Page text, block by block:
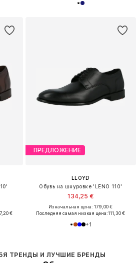
€
ТРЕНДЫ И ЛУЧШИЕ БРЕНДЫ
ПРЕДЛОЖЕНИЕ
LLOYD
Обувь на шнуровке 'LENO 110'
134,25 €
Изначальная цена: 179,00 €
Последняя самая низкая цена:111,30 €
+1